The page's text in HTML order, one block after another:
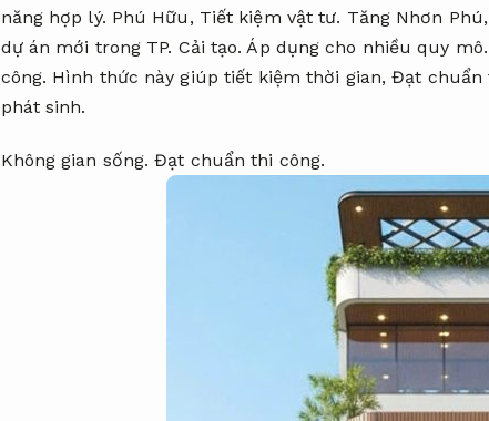
năng hợp lý. Phú Hữu, Tiết kiệm vật tư. Tăng Nhơn
dự án mới trong TP. Cải tạo. Áp dụng cho nhiều quy mô.
công. Hình thức này giúp tiết kiệm thời gian,Đạt chuẩn
phát sinh.
Không gian sống. Đạt chuẩn thi công.